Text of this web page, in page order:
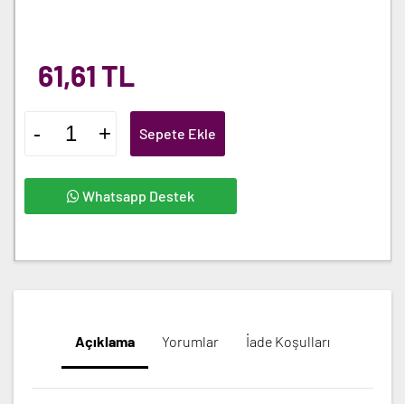
61,61 TL
- + Sepete Ekle
Whatsapp Destek
Açıklama Yorumlar İade Koşulları